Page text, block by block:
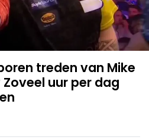
treden van Mike
uur per dag